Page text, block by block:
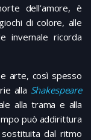
dell’amore, è
di colore, alle
invernale ricorda
arte, così spesso
alla Shakespeare
alla trama e alla
può addirittura
dal ritmo